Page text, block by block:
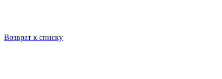
Возврат к списку